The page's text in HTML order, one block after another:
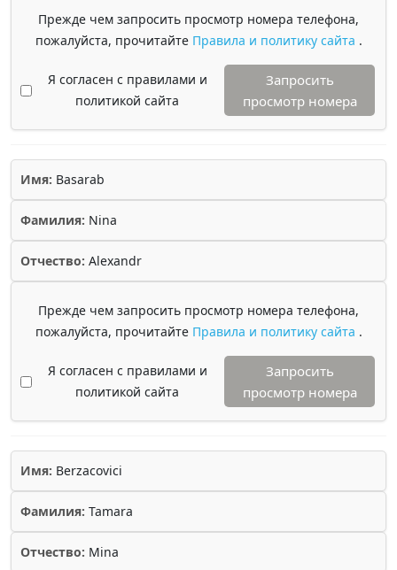
Прежде чем запросить просмотр номера телефона,
пожалуйста, прочитайте Правила и политику сайта .
Я согласен с правилами и
политикой сайта
Запросить
просмотр номера
Имя: Basarab
Фамилия: Nina
Отчество: Alexandr
Прежде чем запросить просмотр номера телефона,
пожалуйста, прочитайте Правила и политику сайта .
Я согласен с правилами и
политикой сайта
Запросить
просмотр номера
Имя: Berzacovici
Фамилия: Tamara
Отчество: Mina